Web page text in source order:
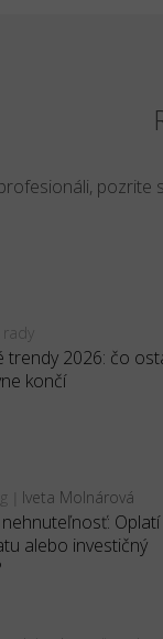
pozrite
trendy 2026: čo
končí
Iveta Molnárová
Oplatí
alebo investičný